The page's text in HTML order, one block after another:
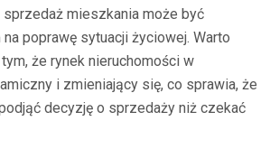
mieszkania może być
poprawę sytuacji życiowej. Warto
że rynek nieruchomości w
i zmieniający się, co sprawia, że
decyzję o sprzedaży niż czekać